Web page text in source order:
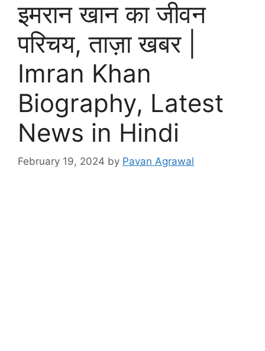
इमरान खान का जीवन
परिचय, ताज़ा खबर |
Imran Khan
Biography, Latest
News in Hindi
February 19, 2024 by Pavan Agrawal